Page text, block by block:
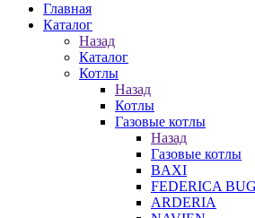
Главная
Каталог
Назад
Каталог
Котлы
Назад
Котлы
Газовые котлы
Назад
Газовые котлы
BAXI
FEDERICA
ARDERIA